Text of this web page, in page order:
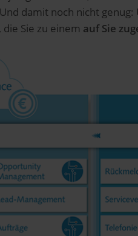
damit noch nicht
Sie zu einem auf Sie